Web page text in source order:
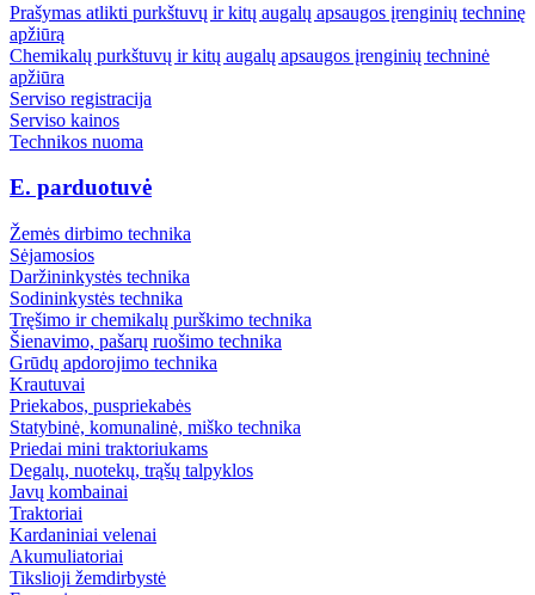
Prašymas atlikti purkštuvų ir kitų augalų apsaugos įrenginių techninę
apžiūrą
Chemikalų purkštuvų ir kitų augalų apsaugos įrenginių techninė
apžiūra
Serviso registracija
Serviso kainos
Technikos nuoma
E. parduotuvė
Žemės dirbimo technika
Sėjamosios
Daržininkystės technika
Sodininkystės technika
Tręšimo ir chemikalų purškimo technika
Šienavimo, pašarų ruošimo technika
Grūdų apdorojimo technika
Krautuvai
Priekabos, puspriekabės
Statybinė, komunalinė, miško technika
Priedai mini traktoriukams
Degalų, nuotekų, trąšų talpyklos
Javų kombainai
Traktoriai
Kardaniniai velenai
Akumuliatoriai
Tikslioji žemdirbystė